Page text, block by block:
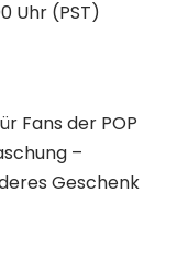
Uhr (PST)
Fans der POP
–
Geschenk